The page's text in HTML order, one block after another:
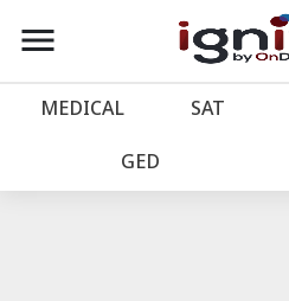
account_balance หน้าแรก
เว็บไซต์อิกไนท์
menu
MEDICAL SAT
GED